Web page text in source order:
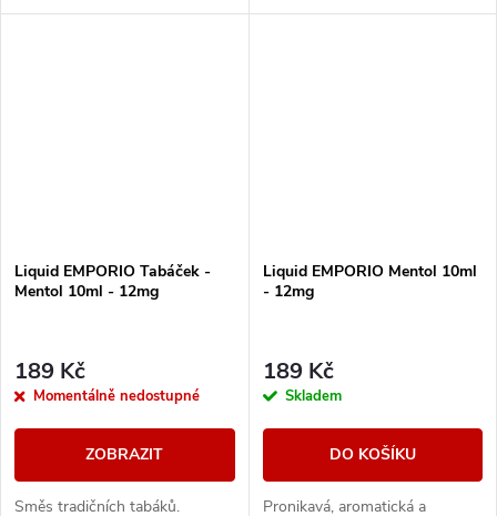
chuť bez příkras.
Liquid EMPORIO Tabáček -
Mentol 10ml - 12mg
189 Kč
Momentálně nedostupné
ZOBRAZIT
Směs tradičních tabáků.
Liquid EMPORIO Mentol 10ml
- 12mg
189 Kč
Skladem
DO KOŠÍKU
Pronikavá, aromatická a